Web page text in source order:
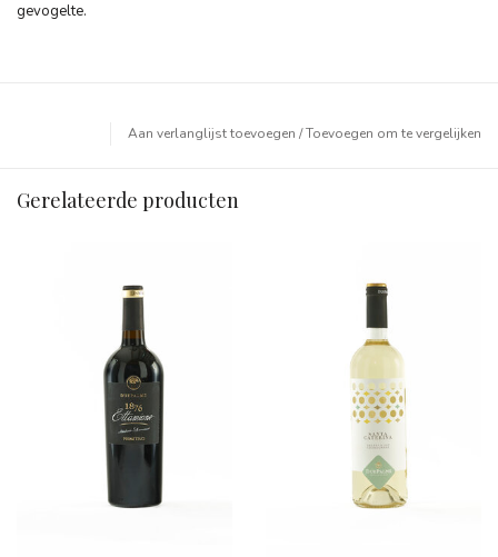
gevogelte.
Aan verlanglijst toevoegen /Toevoegen om te vergelijken
Gerelateerde producten